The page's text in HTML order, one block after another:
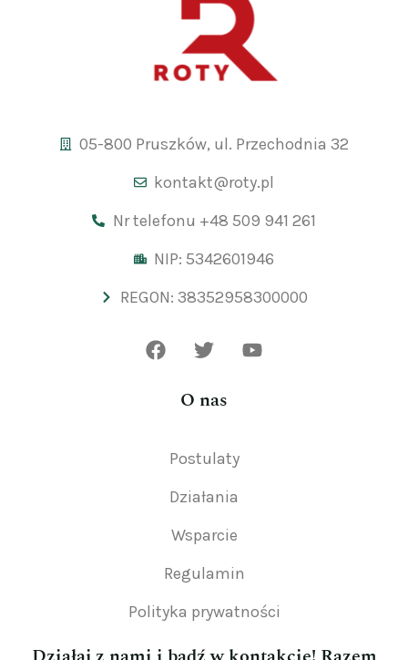
05-800 Pruszków, ul. Przechodnia 32
kontakt@roty.pl
Nr telefonu +48 509 941 261
NIP: 5342601946
REGON: 38352958300000
O nas
Postulaty
Działania
Wsparcie
Regulamin
Polityka prywatności